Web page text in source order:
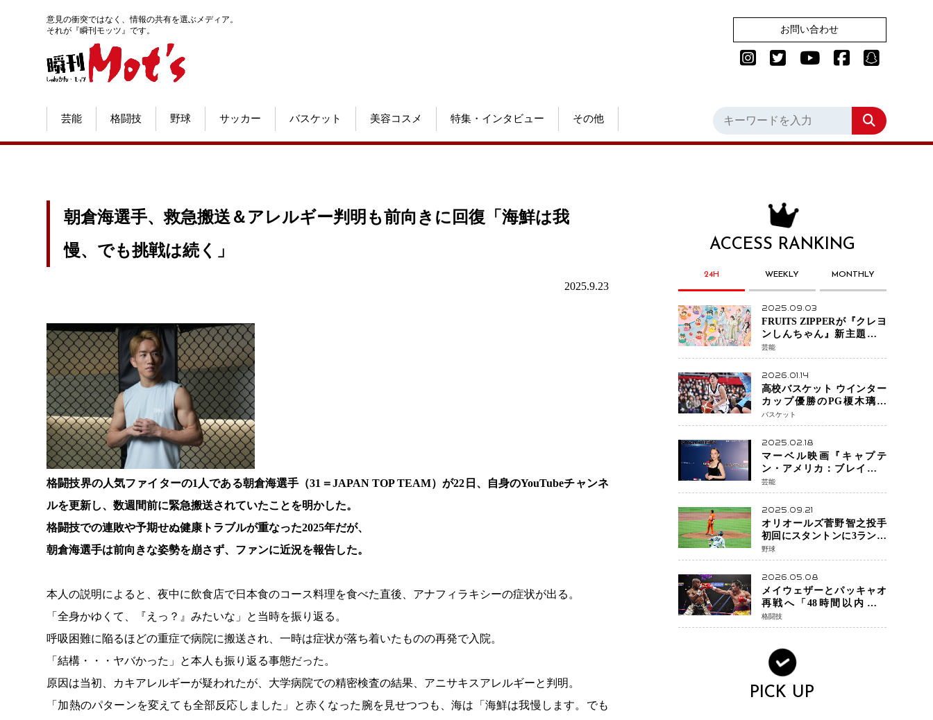
意見の衝突ではなく、情報の共有を選ぶメディア。
それが『瞬刊モッツ』です。
お問い合わせ
芸能 格闘技 野球 サッカー バスケット 美容コスメ 特集・インタビュー その他
朝倉海選手、救急搬送＆アレルギー判明も前向きに回復「海鮮は我
慢、でも挑戦は続く」
2025.9.23
格闘技界の人気ファイターの1人である朝倉海選手（31＝JAPAN TOP TEAM）が22日、自身のYouTubeチャンネ
ルを更新し、数週間前に緊急搬送されていたことを明かした。
格闘技での連敗や予期せぬ健康トラブルが重なった2025年だが、
朝倉海選手は前向きな姿勢を崩さず、ファンに近況を報告した。
本人の説明によると、夜中に飲食店で日本食のコース料理を食べた直後、アナフィラキシーの症状が出る。
「全身かゆくて、『えっ？』みたいな」と当時を振り返る。
呼吸困難に陥るほどの重症で病院に搬送され、一時は症状が落ち着いたものの再発で入院。
「結構・・・ヤバかった」と本人も振り返る事態だった。
原因は当初、カキアレルギーが疑われたが、大学病院での精密検査の結果、アニサキスアレルギーと判明。
「加熱のパターンを変えても全部反応しました」と赤くなった腕を見せつつも、海は「海鮮は我慢します。でも
ACCESS RANKING
24H WEEKLY MONTHLY
2025.09.03
FRUITS ZIPPERが『クレヨ
ンしんちゃん』新主題歌を
担当
芸能
2026.01.14
高校バスケット ウインター
カップ優勝のPG榎木璃旺
（えのき・りお）がプロの
現場へ―。
バスケット
2025.02.18
マーベル映画『キャプテ
ン・アメリカ：ブレイブ・
ニュー・ワールド』 新ブラ
ック・ウィドウ役のシラ・
ハースとは！？
芸能
2025.09.21
オリオールズ菅野智之投手
初回にスタントンに3ラン被
弾 3回6安打4失点で降板
野球
2026.05.08
メイウェザーとパッキャオ
再戦へ「48時間以内に決
着」公式戦かエキシビショ
ンか混迷続く
格闘技
PICK UP